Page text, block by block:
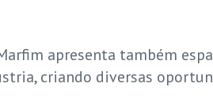
apresenta também
criando diversas